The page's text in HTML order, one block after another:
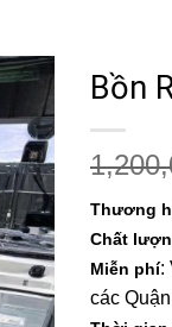
Bồn
Thương
Chất
Miễn phí:
các